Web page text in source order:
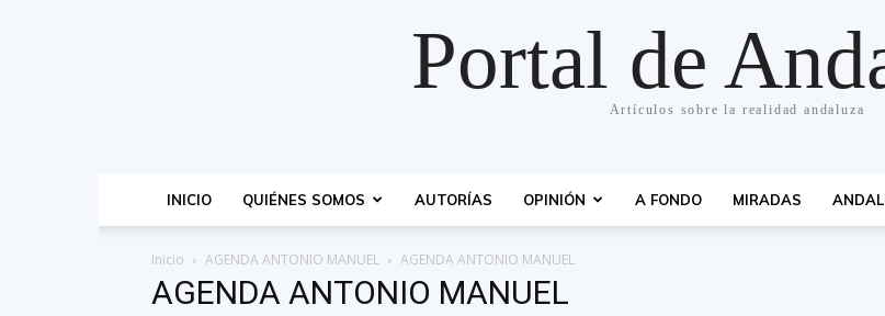
Portal de
Artículos sobre la realidad andaluza
INICIO QUIÉNES SOMOS AUTORÍAS OPINIÓN A FONDO MIRADAS
Inicio AGENDA ANTONIO MANUEL AGENDA ANTONIO MANUEL
AGENDA ANTONIO MANUEL